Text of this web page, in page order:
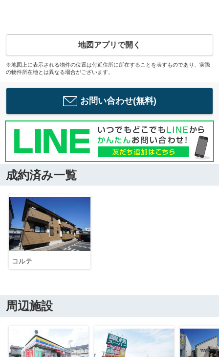
地図アプリで開く
※地図上に表示される物件の位置は付近住所に所在することを表すものであり、実際
の物件所在地とは異なる場合がございます。
お問い合わせ(無料)
成約済み一覧
コルテ
周辺施設